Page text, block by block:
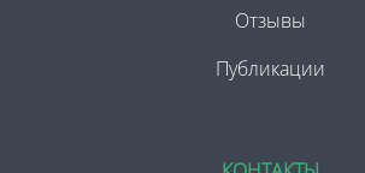
Отзывы
Публикации